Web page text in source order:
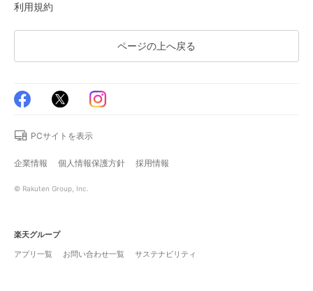
利用規約
ページの上へ戻る
PCサイトを表示
企業情報 個人情報保護方針 採用情報
© Rakuten Group, Inc.
楽天グループ
アプリ一覧
お問い合わせ一覧 サステナビリティ